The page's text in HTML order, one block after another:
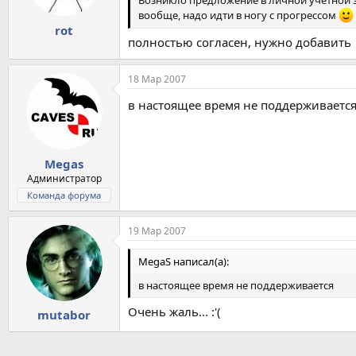
rot
вообще, надо идти в ногу с прогрессом
полностью согласен, нужно добавить
Megas
Администратор
Команда форума
18 Мар 2007
в настоящее время не поддерживается
mutabor
19 Мар 2007
MegaS написал(а):
в настоящее время не поддерживается
Очень жаль... :'(